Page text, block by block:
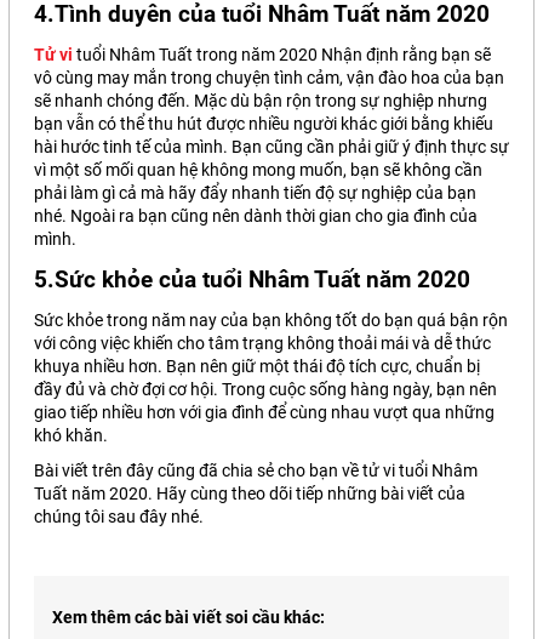
4.Tình duyên của tuổi Nhâm Tuất năm 2020
Tử vi tuổi Nhâm Tuất trong năm 2020 Nhận định rằng bạn sẽ
vô cùng may mắn trong chuyện tình cảm, vận đào hoa của bạn
sẽ nhanh chóng đến. Mặc dù bận rộn trong sự nghiệp nhưng
bạn vẫn có thể thu hút được nhiều người khác giới bằng khiếu
hài hước tinh tế của mình. Bạn cũng cần phải giữ ý định thực sự
vì một số mối quan hệ không mong muốn, bạn sẽ không cần
phải làm gì cả mà hãy đẩy nhanh tiến độ sự nghiệp của bạn
nhé. Ngoài ra bạn cũng nên dành thời gian cho gia đình của
mình.
5.Sức khỏe của tuổi Nhâm Tuất năm 2020
Sức khỏe trong năm nay của bạn không tốt do bạn quá bận rộn
với công việc khiến cho tâm trạng không thoải mái và dễ thức
khuya nhiều hơn. Bạn nên giữ một thái độ tích cực, chuẩn bị
đầy đủ và chờ đợi cơ hội. Trong cuộc sống hàng ngày, bạn nên
giao tiếp nhiều hơn với gia đình để cùng nhau vượt qua những
khó khăn.
Bài viết trên đây cũng đã chia sẻ cho bạn về tử vi tuổi Nhâm
Tuất năm 2020. Hãy cùng theo dõi tiếp những bài viết của
chúng tôi sau đây nhé.
Xem thêm các bài viết soi cầu khác: